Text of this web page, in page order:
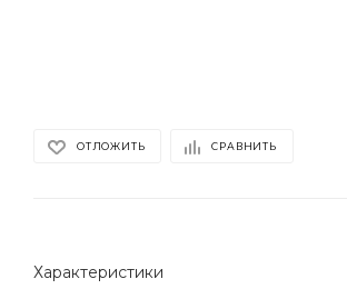
ОТЛОЖИТЬ СРАВНИТЬ
Характеристики